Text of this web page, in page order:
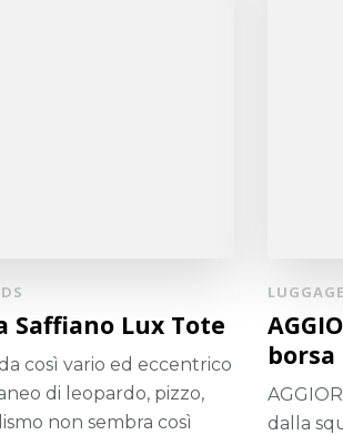
Saffiano Lux Tote
così vario ed eccentrico
di leopardo, pizzo,
non sembra così
borsa
dalla